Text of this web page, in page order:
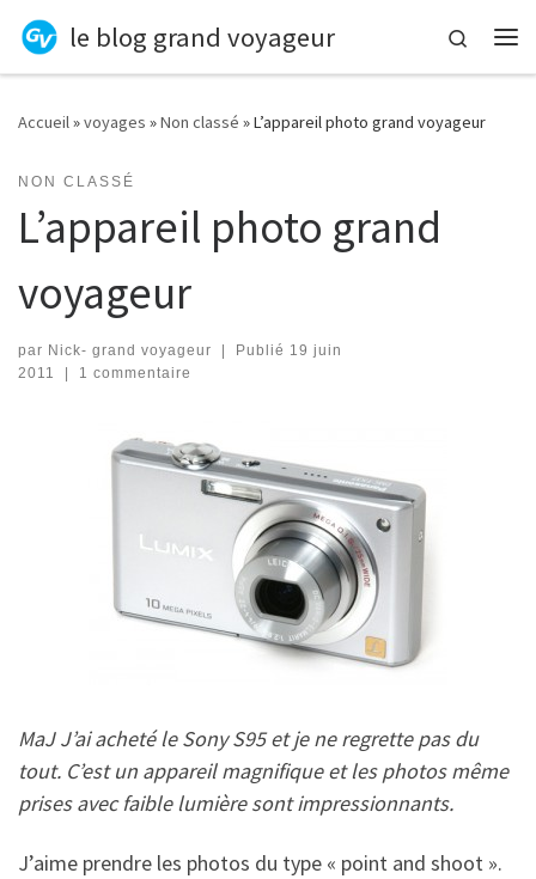
Skip to content
le blog grand voyageur
Search
Accueil»voyages »Non classé »L’appareil photo grand voyageur
NON CLASSÉ
L’appareil photo grand
voyageur
par Nick- grand voyageur | Publié 19 juin
2011
| 1 commentaire
MaJ J’ai acheté le Sony S95 et je ne regrette pas du
tout. C’est un appareil magnifique et les photos même
prises avec faible lumière sont impressionnants.
J’aime prendre les photos du type « point and shoot ».